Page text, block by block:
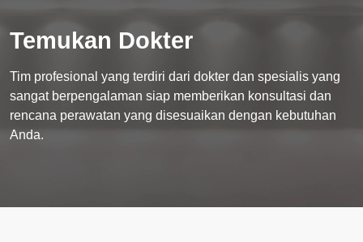
Temukan Dokter
Tim profesional yang terdiri dari dokter dan spesialis yang
sangat berpengalaman siap memberikan konsultasi dan
rencana perawatan yang disesuaikan dengan kebutuhan
Anda.